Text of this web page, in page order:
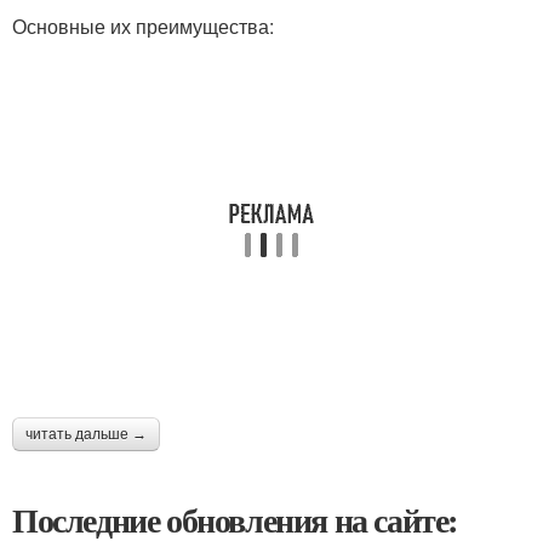
Основные их преимущества:
читать дальше →
Последние обновления на сайте: